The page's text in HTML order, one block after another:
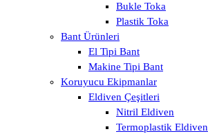
Bukle Toka
Plastik Toka
Bant Ürünleri
El Tipi Bant
Makine Tipi Bant
Koruyucu Ekipmanlar
Eldiven Çeşitleri
Nitril Eldiven
Termoplastik Eldiven